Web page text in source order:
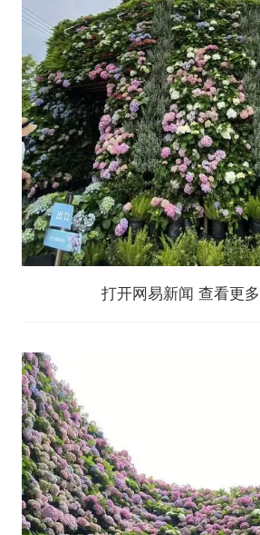
打开网易新闻 查看更